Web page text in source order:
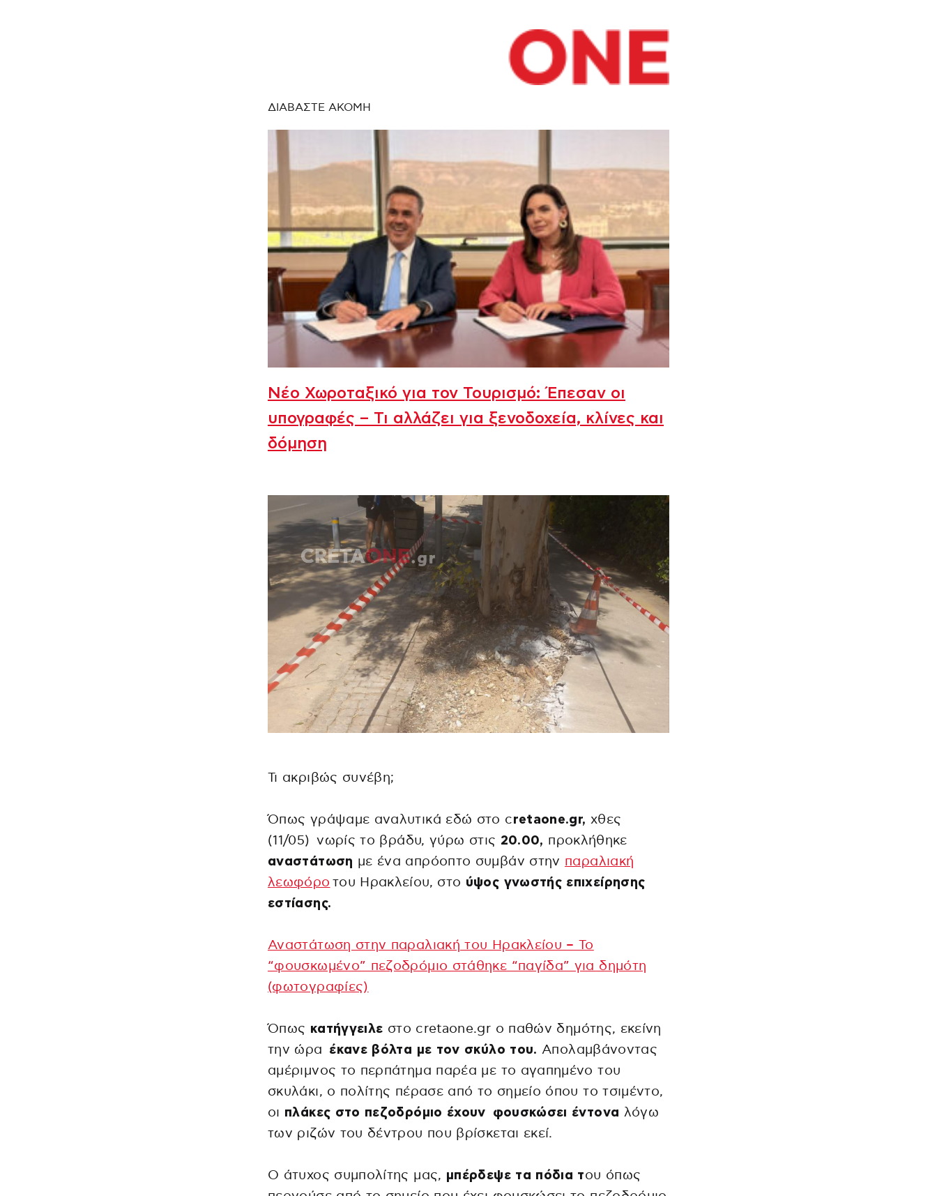
ΔΙΑΒΑΣΤΕ ΑΚΟΜΗ
Νέο Χωροταξικό για τον Τουρισμό: Έπεσαν οι
υπογραφές – Τι αλλάζει για ξενοδοχεία, κλίνες και
δόμηση
Τι ακριβώς συνέβη;
Όπως γράψαμε αναλυτικά εδώ στο cretaone.gr, χθες
(11/05) νωρίς το βράδυ, γύρω στις 20.00, προκλήθηκε
αναστάτωση με ένα απρόοπτο συμβάν στην παραλιακή
λεωφόρο του Ηρακλείου, στο ύψος γνωστής επιχείρησης
εστίασης.
Αναστάτωση στην παραλιακή του Ηρακλείου – Το
“φουσκωμένο” πεζοδρόμιο στάθηκε “παγίδα” για δημότη
(φωτογραφίες)
Όπως κατήγγειλε στο cretaone.gr ο παθών δημότης, εκείνη
την ώρα
έκανε βόλτα με τον σκύλο του. Απολαμβάνοντας
αμέριμνος το περπάτημα παρέα με το αγαπημένο του
σκυλάκι, ο πολίτης πέρασε από το σημείο όπου το τσιμέντο,
οι πλάκες στο πεζοδρόμιο έχουν φουσκώσει έντονα λόγω
των ριζών του δέντρου που βρίσκεται εκεί.
Ο άτυχος συμπολίτης μας, μπέρδεψε τα πόδια του όπως